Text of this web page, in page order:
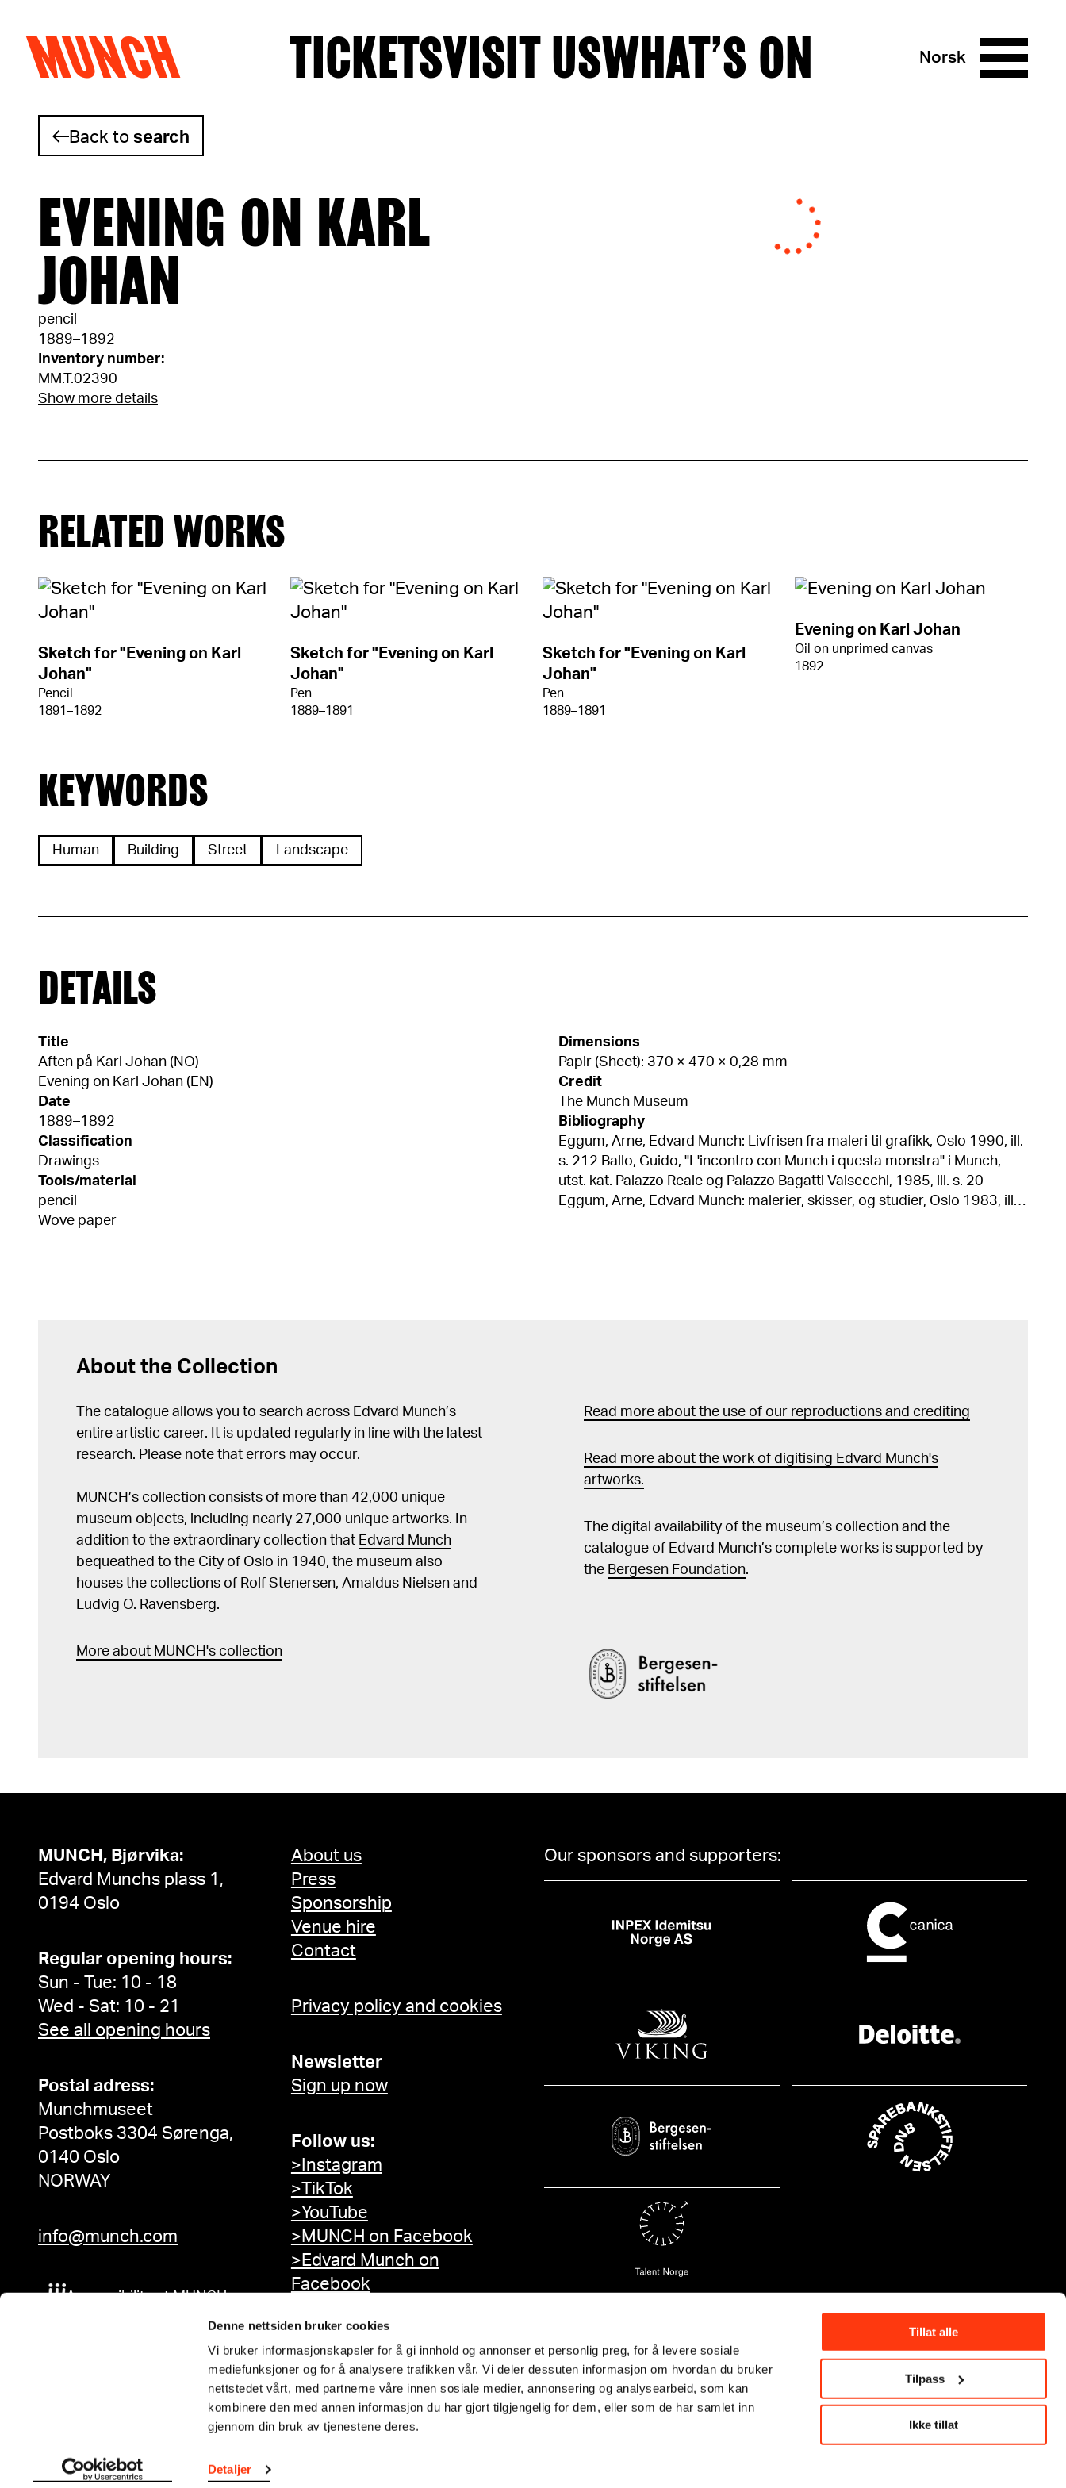
Denne nettsiden bruker cookies
Vi bruker informasjonskapsler for å gi innhold og annonser et personlig preg, for å levere sosiale
mediefunksjoner og for å analysere trafikken vår. Vi deler dessuten informasjon om hvordan du bruker
nettstedet vårt, med partnerne våre innen sosiale medier, annonsering og analysearbeid, som kan
kombinere den med annen informasjon du har gjort tilgjengelig for dem, eller som de har samlet inn
gjennom din bruk av tjenestene deres.
Detaljer
Tillat alle
Tilpass
Ikke tillat
Skip to content
MUNCH TICKETSVISIT USWHAT’S ON Norsk
Back tosearch
EVENING ON KARL
JOHAN
pencil
1889–1892
Inventory number:
MM.T.02390
Show more details
RELATED WORKS
Sketch for "Evening on Karl
Johan"
Pencil
1891–1892
Sketch for "Evening on Karl
Johan"
Pen
1889–1891
Sketch for "Evening on Karl
Johan"
Pen
1889–1891
Evening on Karl Johan
Oil on unprimed canvas
1892
KEYWORDS
Human Building Street Landscape
DETAILS
Title
Aften på Karl Johan (NO)
Evening on Karl Johan (EN)
Date
1889–1892
Classification
Drawings
Tools/material
pencil
Wove paper
Dimensions
Papir (Sheet): 370 × 470 × 0,28 mm
Credit
The Munch Museum
Bibliography
Eggum, Arne, Edvard Munch: Livfrisen fra maleri til grafikk, Oslo 1990, ill.
s. 212 Ballo, Guido, "L'incontro con Munch i questa monstra" i Munch,
utst. kat. Palazzo Reale og Palazzo Bagatti Valsecchi, 1985, ill. s. 20
Eggum, Arne, Edvard Munch: malerier, skisser, og studier, Oslo 1983, ill.
zeichnerische Werk, utst. kat. Kunstmuseum Bern, 1970, kat. nr. 71 / fig.
ill. s. 25
About the Collection
The catalogue allows you to search across Edvard Munch’s
entire artistic career. It is updated regularly in line with the latest
research. Please note that errors may occur.
MUNCH’s collection consists of more than 42,000 unique
museum objects, including nearly 27,000 unique artworks. In
addition to the extraordinary collection that Edvard Munch
bequeathed to the City of Oslo in 1940, the museum also
houses the collections of Rolf Stenersen, Amaldus Nielsen and
Ludvig O. Ravensberg.
More about MUNCH's collection
Read more about the use of our reproductions and crediting
Read more about the work of digitising Edvard Munch's
artworks.
The digital availability of the museum’s collection and the
catalogue of Edvard Munch’s complete works is supported by
the Bergesen Foundation.
MUNCH, Bjørvika:
Edvard Munchs plass 1,
0194 Oslo
Regular opening hours:
Sun - Tue: 10 - 18
Wed - Sat: 10 - 21
See all opening hours
Postal adress:
Munchmuseet
Postboks 3304 Sørenga,
0140 Oslo
NORWAY
info@munch.com
Accessibility at MUNCH
About us
Press
Sponsorship
Venue hire
Contact
Privacy policy and cookies
Newsletter
Sign up now
Follow us:
>Instagram
>TikTok
>YouTube
>MUNCH on Facebook
>Edvard Munch on
Facebook
Our sponsors and supporters: